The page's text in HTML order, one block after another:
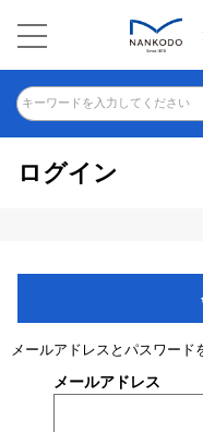
キーワードを入力してください
ログイン
メールアドレスとパスワード
メールアドレス